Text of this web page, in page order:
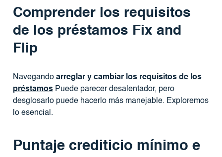
Comprender los requisitos
de los préstamos Fix and
Flip
Navegando arreglar y cambiar los requisitos de los
préstamosPuede parecer desalentador, pero
desglosarlo puede hacerlo más manejable. Exploremos
lo esencial.
Puntaje crediticio mínimo e